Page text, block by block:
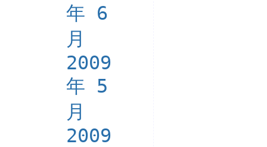
年 6
月
2009
年 5
月
2009